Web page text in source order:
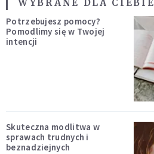
WYBRANE DLA CIEBIE
Potrzebujesz pomocy?
Pomodlimy się w Twojej
intencji
Skuteczna modlitwa w
sprawach trudnych i
beznadziejnych